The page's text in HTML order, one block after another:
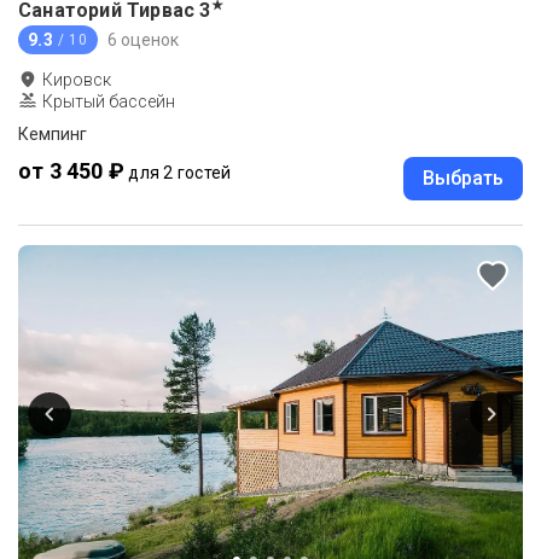
Санаторий Тирвас 3★
9.3 / 10 6 оценок
Кировск
Крытый бассейн
Кемпинг
от 3 450 ₽ для 2 гостей Выбрать